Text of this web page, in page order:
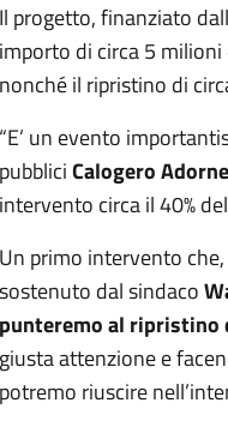
Il progetto, finanziato
importo di circa 5
nonché il ripristino di
“E’ un evento
pubbliciCalogero
intervento circa il 40%
Un primo intervento che,
sostenuto dal sindaco
punteremo al ripristino
giusta attenzione e
potremo riuscire